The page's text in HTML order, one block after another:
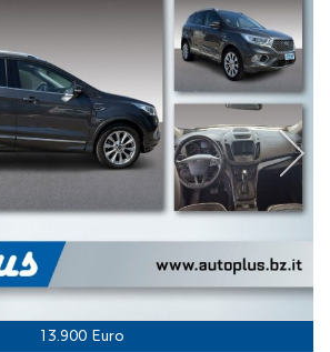
13.900 Euro